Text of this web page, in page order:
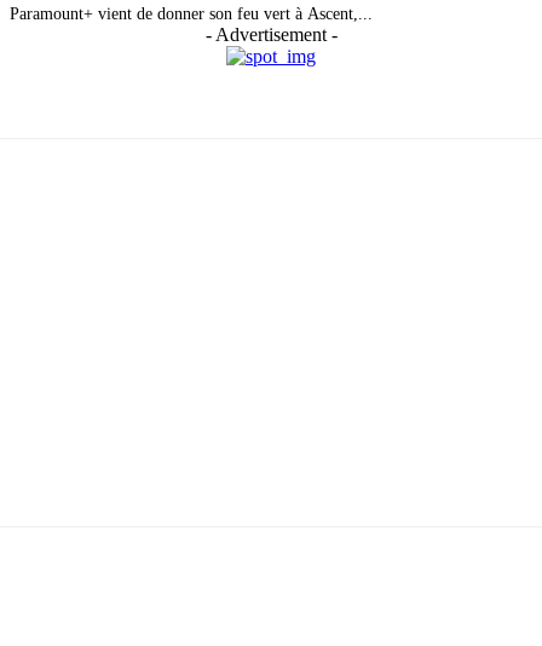
Paramount+ vient de donner son feu vert à Ascent,...
- Advertisement -